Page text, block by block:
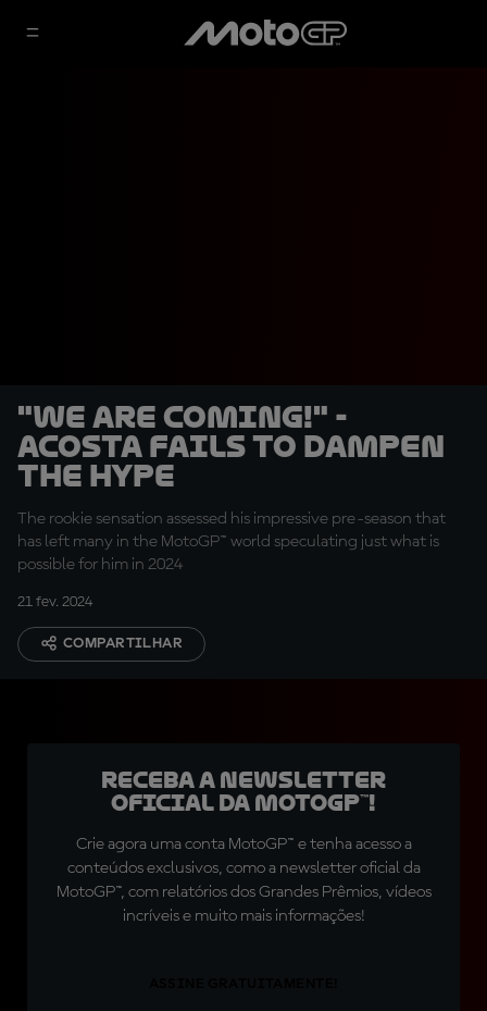
"We are coming!" -
Acosta fails to dampen
the hype
The rookie sensation assessed his impressive pre-season that
has left many in the MotoGP™ world speculating just what is
possible for him in 2024
21 fev. 2024
COMPARTILHAR
Receba a newsletter
oficial da MotoGP™!
Crie agora uma conta MotoGP™ e tenha acesso a
conteúdos exclusivos, como a newsletter oficial da
MotoGP™, com relatórios dos Grandes Prêmios, vídeos
incríveis e muito mais informações!